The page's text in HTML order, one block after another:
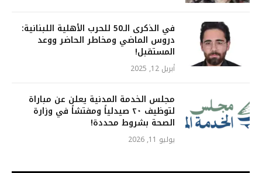
في الذكرى الـ50 للحرب الأهلية اللبنانية:
دروس الماضي ومخاطر الحاضر ووعد
المستقبل!
أبريل 12, 2025
مجلس الخدمة المدنية يعلن عن مباراة
لتوظيف ٢٠ صيدلياً ومفتشاً في وزارة
الصحة بشروط محددة!
يوليو 11, 2026